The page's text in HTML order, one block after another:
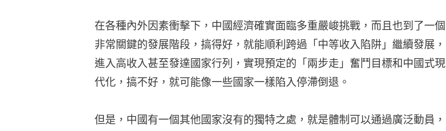
在各種內外因素衝擊下，中國經濟確實面臨多重嚴峻挑戰，而且也到了一個
非常關鍵的發展階段，搞得好，就能順利跨過「中等收入陷阱」繼續發展，
進入高收入甚至發達國家行列，實現預定的「兩步走」奮鬥目標和中國式現
代化，搞不好，就可能像一些國家一樣陷入停滯倒退。
但是，中國有一個其他國家沒有的獨特之處，就是體制可以通過廣泛動員，